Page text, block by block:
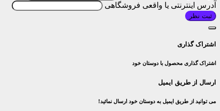
آدرس اینترنتی یا واقعی فروشگاهی
ثبت نظر
اشتراک گذاری
اشتراک گذاری محصول با دوستان خود
ارسال از طریق ایمیل
می توانید از طریق ایمیل به دوستان خود ارسال نمائید!